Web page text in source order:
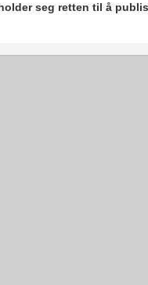
seg retten til å